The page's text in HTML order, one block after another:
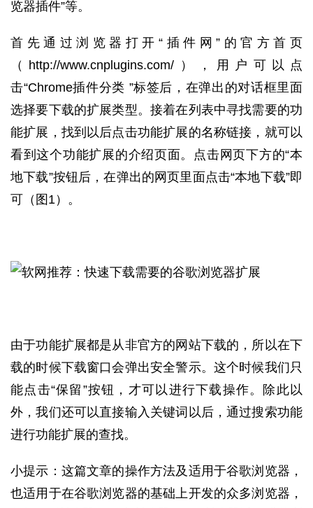
览器插件”等。
首先通过浏览器打开“插件网”的官方首页
（http://www.cnplugins.com/），用户可以点
击“Chrome插件分类 ”标签后，在弹出的对话框里面
选择要下载的扩展类型。接着在列表中寻找需要的功
能扩展，找到以后点击功能扩展的名称链接，就可以
看到这个功能扩展的介绍页面。点击网页下方的“本
地下载”按钮后，在弹出的网页里面点击“本地下载”即
可（图1）。
由于功能扩展都是从非官方的网站下载的，所以在下
载的时候下载窗口会弹出安全警示。这个时候我们只
能点击“保留”按钮，才可以进行下载操作。除此以
外，我们还可以直接输入关键词以后，通过搜索功能
进行功能扩展的查找。
小提示：这篇文章的操作方法及适用于谷歌浏览器，
也适用于在谷歌浏览器的基础上开发的众多浏览器，